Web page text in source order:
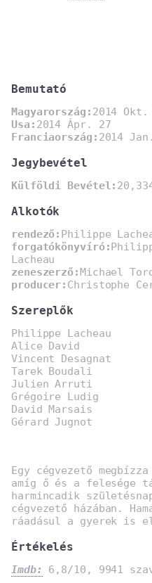
Bemutató
Magyarország: 2014 Okt.
Usa: 2014 Ápr. 27
Franciaország: 2014
Jegybevétel
Külföldi Bevétel:
Alkotók
rendező: Philippe
forgatókönyvíró:
Lacheau
zeneszerző:Michael
producer: Christophe
Szereplők
Philippe Lacheau
Alice David
Vincent Desagnat
Tarek Boudali
Julien Arruti
Grégoire Ludig
David Marsais
Gérard Jugnot
Egy cégvezető
amíg ő és a felesége
harmincadik
cégvezető házában.
ráadásul a gyerek is
Értékelés
Imdb: 6,8/10, 9941